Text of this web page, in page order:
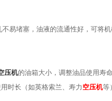
不易堵塞，油液的流通性好，可将
压机的油箱大小，调整油品使用寿
时长（如英格索兰、寿力 空压机等